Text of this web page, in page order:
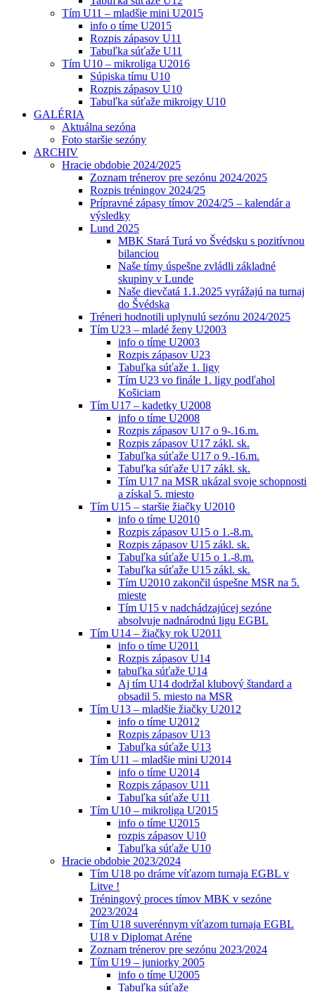
Tím U11 – mladšie mini U2015
info o tíme U2015
Rozpis zápasov U11
Tabuľka súťaže U11
Tím U10 – mikroliga U2016
Súpiska tímu U10
Rozpis zápasov U10
Tabuľka súťaže mikroigy U10
GALÉRIA
Aktuálna sezóna
Foto staršie sezóny
ARCHIV
Hracie obdobie 2024/2025
Zoznam trénerov pre sezónu 2024/2025
Rozpis tréningov 2024/25
Prípravné zápasy tímov 2024/25 – kalendár a
výsledky
Lund 2025
MBK Stará Turá vo Švédsku s pozitívnou
bilanciou
Naše tímy úspešne zvládli základné
skupiny v Lunde
Naše dievčatá 1.1.2025 vyrážajú na turnaj
do Švédska
Tréneri hodnotili uplynulú sezónu 2024/2025
Tím U23 – mladé ženy U2003
info o tíme U2003
Rozpis zápasov U23
Tabuľka súťaže 1. ligy
Tím U23 vo finále 1. ligy podľahol
Košiciam
Tím U17 – kadetky U2008
info o tíme U2008
Rozpis zápasov U17 o 9-.16.m.
Rozpis zápasov U17 zákl. sk.
Tabuľka súťaže U17 o 9.-16.m.
Tabuľka súťaže U17 zákl. sk.
Tím U17 na MSR ukázal svoje schopnosti
a získal 5. miesto
Tím U15 – staršie žiačky U2010
info o tíme U2010
Rozpis zápasov U15 o 1.-8.m.
Rozpis zápasov U15 zákl. sk.
Tabuľka súťaže U15 o 1.-8.m.
Tabuľka súťaže U15 zákl. sk.
Tím U2010 zakončil úspešne MSR na 5.
mieste
Tím U15 v nadchádzajúcej sezóne
absolvuje nadnárodnú ligu EGBL
Tím U14 – žiačky rok U2011
info o tíme U2011
Rozpis zápasov U14
tabuľka súťaže U14
Aj tím U14 dodržal klubový štandard a
obsadil 5. miesto na MSR
Tím U13 – mladšie žiačky U2012
info o tíme U2012
Rozpis zápasov U13
Tabuľka súťaže U13
Tím U11 – mladšie mini U2014
info o tíme U2014
Rozpis zápasov U11
Tabuľka súťaže U11
Tím U10 – mikroliga U2015
info o tíme U2015
rozpis zápasov U10
Tabuľka súťaže U10
Hracie obdobie 2023/2024
Tím U18 po dráme víťazom turnaja EGBL v
Litve !
Tréningový proces tímov MBK v sezóne
2023/2024
Tím U18 suverénnym víťazom turnaja EGBL
U18 v Diplomat Aréne
Zoznam trénerov pre sezónu 2023/2024
Tím U19 – juniorky 2005
info o tíme U2005
Tabuľka súťaže